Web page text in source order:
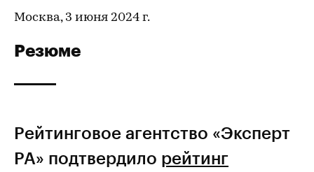
Москва, 3 июня 2024 г.
Резюме
Рейтинговое агентство «Эксперт
РА» подтвердило рейтинг